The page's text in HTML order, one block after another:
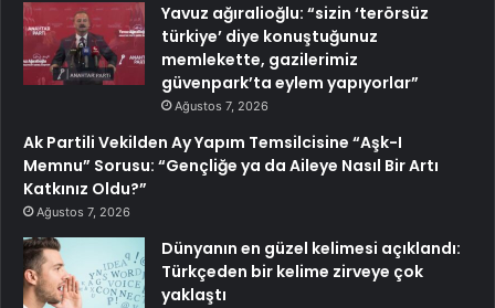
Yavuz ağıralioğlu: “sizin ‘terörsüz
türkiye’ diye konuştuğunuz
memlekette, gazilerimiz
güvenpark’ta eylem yapıyorlar”
Ağustos 7, 2026
Ak Partili Vekilden Ay Yapım Temsilcisine “Aşk-I
Memnu” Sorusu: “Gençliğe ya da Aileye Nasıl Bir Artı
Katkınız Oldu?”
Ağustos 7, 2026
Dünyanın en güzel kelimesi açıklandı:
Türkçeden bir kelime zirveye çok
yaklaştı